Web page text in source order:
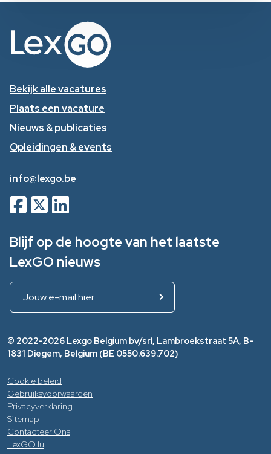
Bekijk alle vacatures
Plaats een vacature
Nieuws & publicaties
Opleidingen & events
info@lexgo.be
Blijf op de hoogte van het laatste
LexGO nieuws
© 2022-2026 Lexgo Belgium bv/srl, Lambroekstraat 5A, B-
1831 Diegem, Belgium (BE 0550.639.702)
Cookie beleid
Gebruiksvoorwaarden
Privacyverklaring
Sitemap
Contacteer Ons
LexGO.lu